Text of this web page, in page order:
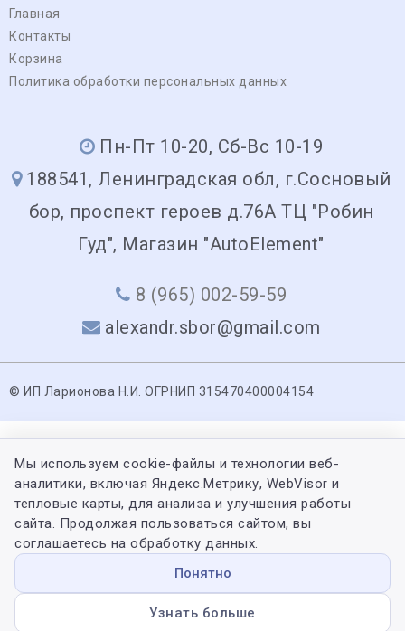
Главная
Контакты
Корзина
Политика обработки персональных данных
Пн-Пт 10-20, Сб-Вс 10-19
188541, Ленинградская обл, г.Сосновый
бор, проспект героев д.76А ТЦ "Робин
Гуд", Магазин "AutoElement"
8 (965) 002-59-59
alexandr.sbor@gmail.com
© ИП Ларионова Н.И. ОГРНИП 315470400004154
Мы используем cookie-файлы и технологии веб-
аналитики, включая Яндекс.Метрику, WebVisor и
тепловые карты, для анализа и улучшения работы
сайта. Продолжая пользоваться сайтом, вы
соглашаетесь на обработку данных.
Понятно
Узнать больше